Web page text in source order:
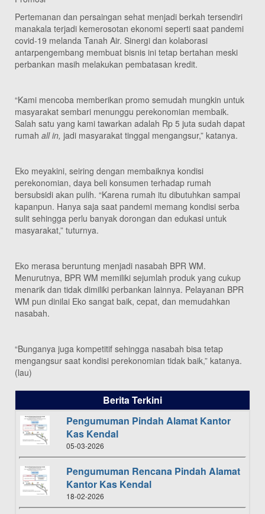
Pertemanan dan persaingan sehat menjadi berkah tersendiri
manakala terjadi kemerosotan ekonomi seperti saat pandemi
covid-19 melanda Tanah Air. Sinergi dan kolaborasi
antarpengembang membuat bisnis ini tetap bertahan meski
perbankan masih melakukan pembatasan kredit.
“Kami mencoba memberikan promo semudah mungkin untuk
masyarakat sembari menunggu perekonomian membaik.
Salah satu yang kami tawarkan adalah Rp 5 juta sudah dapat
rumah all in, jadi masyarakat tinggal mengangsur,” katanya.
Eko meyakini, seiring dengan membaiknya kondisi
perekonomian, daya beli konsumen terhadap rumah
bersubsidi akan pulih. “Karena rumah itu dibutuhkan sampai
kapanpun. Hanya saja saat pandemi memang kondisi serba
sulit sehingga perlu banyak dorongan dan edukasi untuk
masyarakat,” tuturnya.
Eko merasa beruntung menjadi nasabah BPR WM.
Menurutnya, BPR WM memiliki sejumlah produk yang cukup
menarik dan tidak dimiliki perbankan lainnya. Pelayanan BPR
WM pun dinilai Eko sangat baik, cepat, dan memudahkan
nasabah.
“Bunganya juga kompetitif sehingga nasabah bisa tetap
mengangsur saat kondisi perekonomian tidak baik,” katanya.
(lau)
Berita Terkini
Pengumuman Pindah Alamat Kantor
Kas Kendal
05-03-2026
Pengumuman Rencana Pindah Alamat
Kantor Kas Kendal
18-02-2026